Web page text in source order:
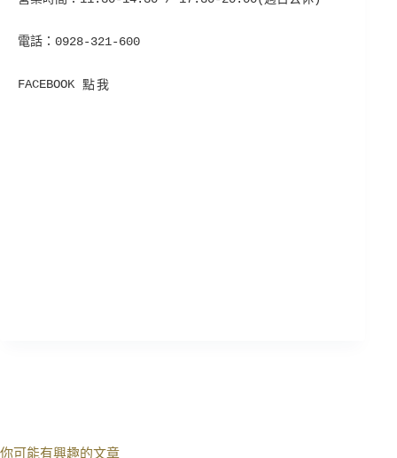
電話：0928-321-600
FACEBOOK 點我
你可能有興趣的文章